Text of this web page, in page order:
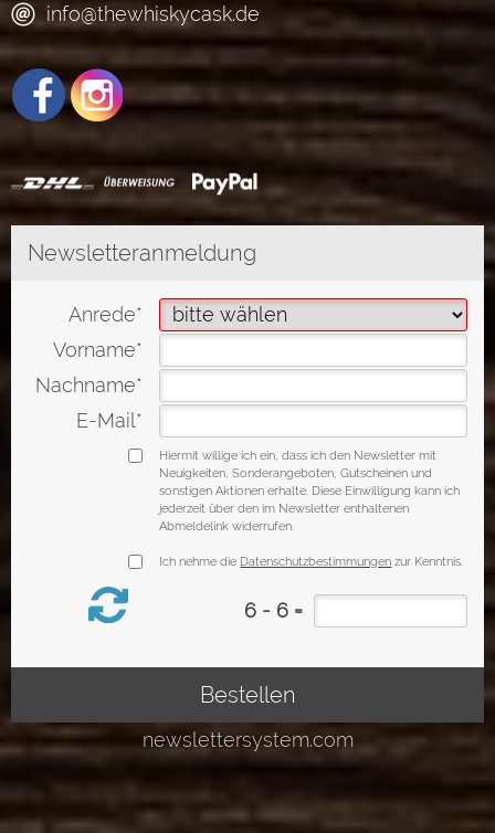
info@thewhiskycask.de